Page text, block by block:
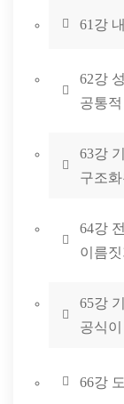
61강
62강
공통
63강
구조
64강
이름
65강
공식
66강